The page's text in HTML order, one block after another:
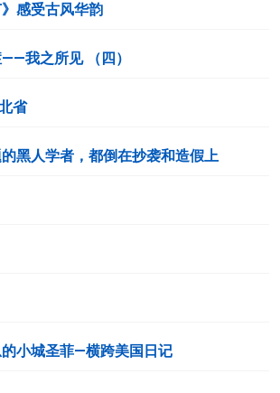
》感受古风华韵
我之所见 （四）
省
黑人学者，都倒在抄袭和造假上
小城圣菲—横跨美国日记